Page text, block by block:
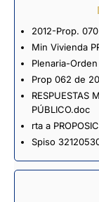
2012-Prop. 070
Min Vivienda
Plenaria-
Prop 062 de
RESPUESTAS
PÚBLICO.doc
rta a
Spiso